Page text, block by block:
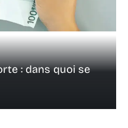
: dans quoi se